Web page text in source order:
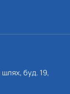
шлях, буд. 19,